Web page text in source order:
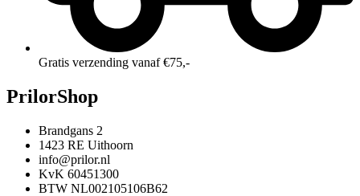
Gratis verzending vanaf €75,-
PrilorShop
Brandgans 2
1423 RE Uithoorn
info@prilor.nl
KvK 60451300
BTW NL002105106B62